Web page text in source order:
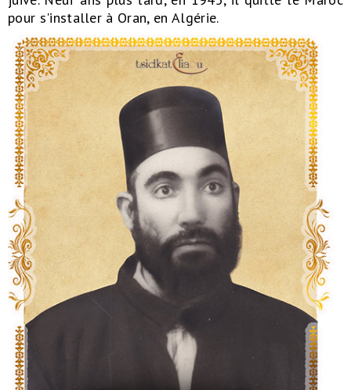
pour s'installer à Oran, en Algérie.